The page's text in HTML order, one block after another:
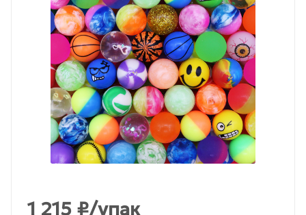
1 215 ₽/упак